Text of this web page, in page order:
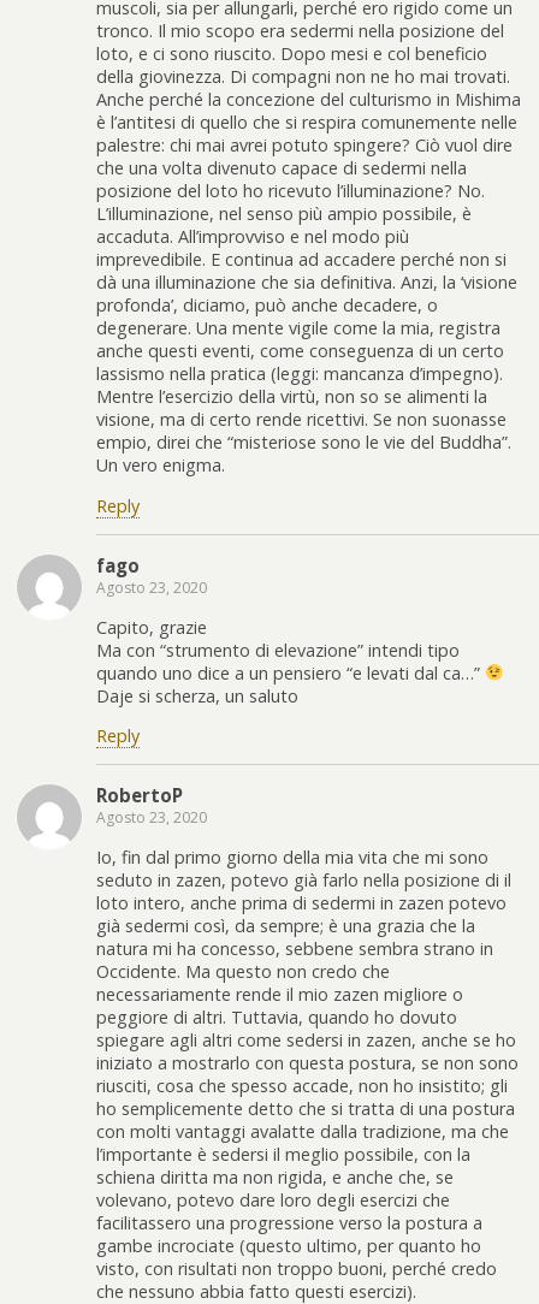
muscoli, sia per allungarli, perché ero rigido come un
tronco. Il mio scopo era sedermi nella posizione del
loto, e ci sono riuscito. Dopo mesi e col beneficio
della giovinezza. Di compagni non ne ho mai trovati.
Anche perché la concezione del culturismo in Mishima
è l’antitesi di quello che si respira comunemente nelle
palestre: chi mai avrei potuto spingere? Ciò vuol dire
che una volta divenuto capace di sedermi nella
posizione del loto ho ricevuto l’illuminazione? No.
L’illuminazione, nel senso più ampio possibile, è
accaduta. All’improvviso e nel modo più
imprevedibile. E continua ad accadere perché non si
dà una illuminazione che sia definitiva. Anzi, la ‘visione
profonda’, diciamo, può anche decadere, o
degenerare. Una mente vigile come la mia, registra
anche questi eventi, come conseguenza di un certo
lassismo nella pratica (leggi: mancanza d’impegno).
Mentre l’esercizio della virtù, non so se alimenti la
visione, ma di certo rende ricettivi. Se non suonasse
empio, direi che “misteriose sono le vie del Buddha”.
Un vero enigma.
Reply
fago
Agosto 23, 2020
Capito, grazie
Ma con “strumento di elevazione” intendi tipo
quando uno dice a un pensiero “e levati dal ca…”
Daje si scherza, un saluto
Reply
RobertoP
Agosto 23, 2020
Io, fin dal primo giorno della mia vita che mi sono
seduto in zazen, potevo già farlo nella posizione di il
loto intero, anche prima di sedermi in zazen potevo
già sedermi così, da sempre; è una grazia che la
natura mi ha concesso, sebbene sembra strano in
Occidente. Ma questo non credo che
necessariamente rende il mio zazen migliore o
peggiore di altri. Tuttavia, quando ho dovuto
spiegare agli altri come sedersi in zazen, anche se ho
iniziato a mostrarlo con questa postura, se non sono
riusciti, cosa che spesso accade, non ho insistito; gli
ho semplicemente detto che si tratta di una postura
con molti vantaggi avalatte dalla tradizione, ma che
l’importante è sedersi il meglio possibile, con la
schiena diritta ma non rigida, e anche che, se
volevano, potevo dare loro degli esercizi che
facilitassero una progressione verso la postura a
gambe incrociate (questo ultimo, per quanto ho
visto, con risultati non troppo buoni, perché credo
che nessuno abbia fatto questi esercizi).